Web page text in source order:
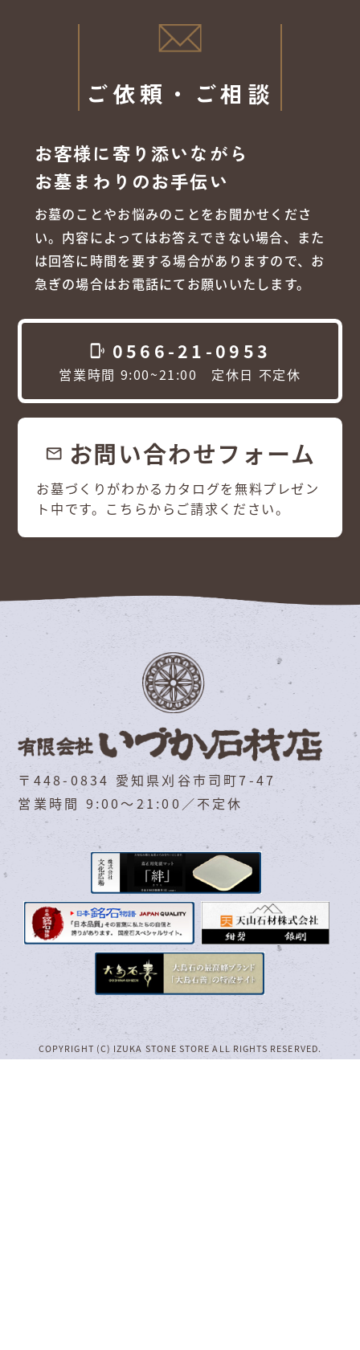
ご依頼・ご相談
お客様に寄り添いながら
お墓まわりのお手伝い
お墓のことやお悩みのことをお聞かせくださ
い。内容によってはお答えできない場合、また
は回答に時間を要する場合がありますので、お
急ぎの場合はお電話にてお願いいたします。
phonelink_ring 0566-21-0953
営業時間 9:00~21:00 定休日 不定休
email お問い合わせフォーム
お墓づくりがわかるカタログを無料プレゼン
ト中です。こちらからご請求ください。
〒448-0834 愛知県刈谷市司町7-47
営業時間 9:00～21:00／不定休
COPYRIGHT (C) IZUKA STONE STORE ALL RIGHTS RESERVED.